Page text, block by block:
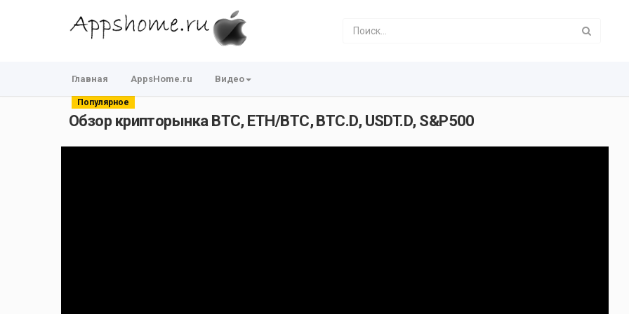
Главная AppsHome.ru Видео
Популярное
Обзор крипторынка BTC, ETH/BTC, BTC.D, USDT.D, S&P500